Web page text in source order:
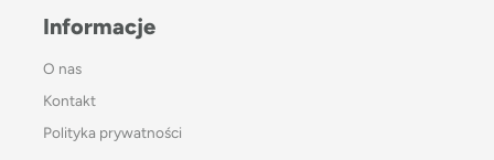
Informacje
O nas
Kontakt
Polityka prywatności